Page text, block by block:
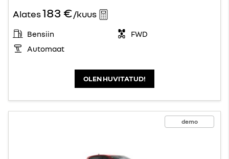
Alates183 €/kuus
Bensiin
FWD
Automaat
OLEN HUVITATUD!
demo